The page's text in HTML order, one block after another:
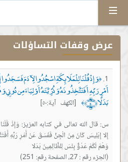
عرض وقفات التساؤلات
﴿وَإِذْ قُلْنَا لِلْمَلَائِكَةِ اسْجُدُوا لِآدَمَ
أَمْرِ رَبِّهِ أَفَتَتَّخِذُونَهُ وَذُرِّيَّتَهُ أَوْلِيَاءَ مِن
بَدَلًا ﴿٥٠﴾ ﴾
[الكهف آية:٥٠]
س: قال الله تعالى في كتابه العزيز: وَإِذْ
إِلا إِبْلِيسَ كَانَ مِنَ الْجِنِّ فَفَسَقَ عَنْ أَمْرِ رَبِّهِ